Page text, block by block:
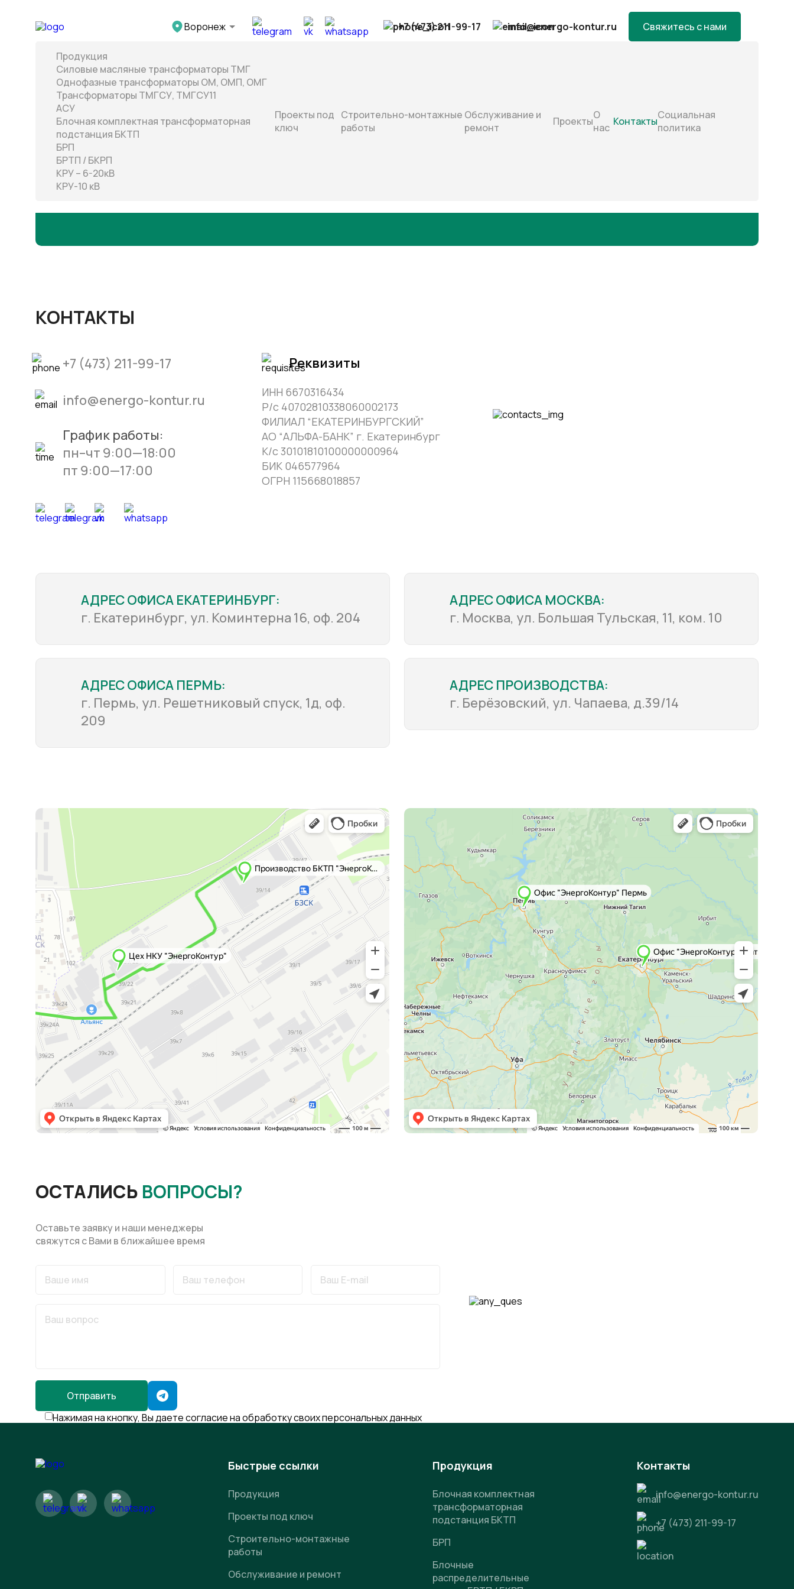
Воронеж
+7 (473) 211-99-17 info@energo-kontur.ru Свяжитесь с нами
Продукция
Силовые масляные трансформаторы ТМГ
Однофазные трансформаторы ОМ, ОМП, ОМГ
Трансформаторы ТМГСУ, ТМГСУ11
АСУ
Блочная комплектная трансформаторная
подстанция БКТП
БРП
БРТП / БКРП
КРУ – 6-20кВ
КРУ-10 кВ
Проекты под
ключ
Строительно-монтажные
работы
Обслуживание и
ремонт
ПроектыО
нас КонтактыСоциальная
политика
КОНТАКТЫ
+7 (473) 211-99-17
info@energo-kontur.ru
График работы:
пн–чт 9:00—18:00
пт 9:00—17:00
Реквизиты
ИНН 6670316434
Р/с 40702810338060002173
ФИЛИАЛ “ЕКАТЕРИНБУРГСКИЙ”
АО “АЛЬФА-БАНК” г. Екатеринбург
К/с 30101810100000000964
БИК 046577964
ОГРН 115668018857
АДРЕС ОФИСА ЕКАТЕРИНБУРГ:
г. Екатеринбург, ул. Коминтерна 16, оф. 204
АДРЕС ОФИСА МОСКВА:
г. Москва, ул. Большая Тульская, 11, ком. 10
АДРЕС ОФИСА ПЕРМЬ:
г. Пермь, ул. Решетниковый спуск, 1д, оф.
209
АДРЕС ПРОИЗВОДСТВА:
г. Берёзовский, ул. Чапаева, д.39/14
ОСТАЛИСЬ ВОПРОСЫ?
Оставьте заявку и наши менеджеры
свяжутся с Вами в ближайшее время
Отправить
Нажимая на кнопку, Вы даете согласие на обработку своих персональных данных
Быстрые ссылки
Продукция
Проекты под ключ
Строительно-монтажные
работы
Обслуживание и ремонт
Продукция
Блочная комплектная
трансформаторная
подстанция БКТП
БРП
Блочные
распределительные
Контакты
info@energo-kontur.ru
+7 (473) 211-99-17